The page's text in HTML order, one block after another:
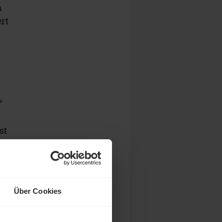
Über Cookies